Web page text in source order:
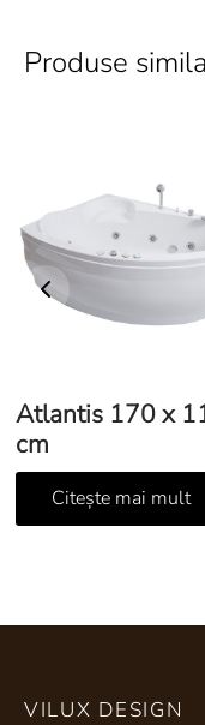
Produse
Atlantis 170 x
cm
Citește mai mult
VILUX DESIGN